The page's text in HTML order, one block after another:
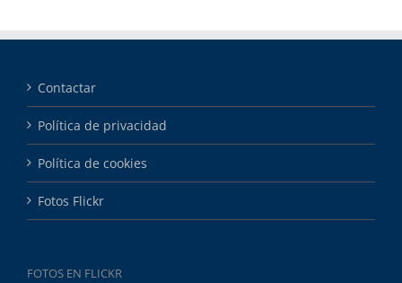
Contactar
Política de privacidad
Política de cookies
Fotos Flickr
FOTOS EN FLICKR